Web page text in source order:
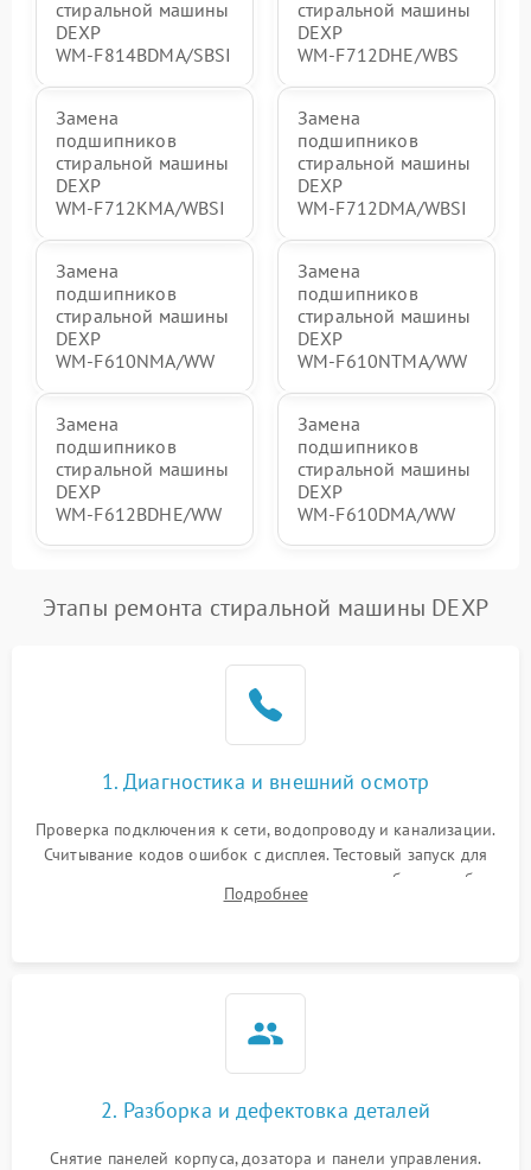
стиральной машины
DEXP
WM‑F814BDMA/SBSI
стиральной машины
DEXP
WM‑F712DHE/WBS
Замена
подшипников
стиральной машины
DEXP
WM‑F712KMA/WBSI
Замена
подшипников
стиральной машины
DEXP
WM‑F712DMA/WBSI
Замена
подшипников
стиральной машины
DEXP
WM‑F610NMA/WW
Замена
подшипников
стиральной машины
DEXP
WM‑F610NTMA/WW
Замена
подшипников
стиральной машины
DEXP
WM‑F612BDHE/WW
Замена
подшипников
стиральной машины
DEXP
WM‑F610DMA/WW
Этапы ремонта стиральной машины DEXP
1. Диагностика и внешний осмотр
Проверка подключения к сети, водопроводу и канализации.
Считывание кодов ошибок с дисплея. Тестовый запуск для
выявления посторонних шумов, протечек или сбоев в работе
электронного модуля управления.
Подробнее
2. Разборка и дефектовка деталей
Снятие панелей корпуса, дозатора и панели управления.